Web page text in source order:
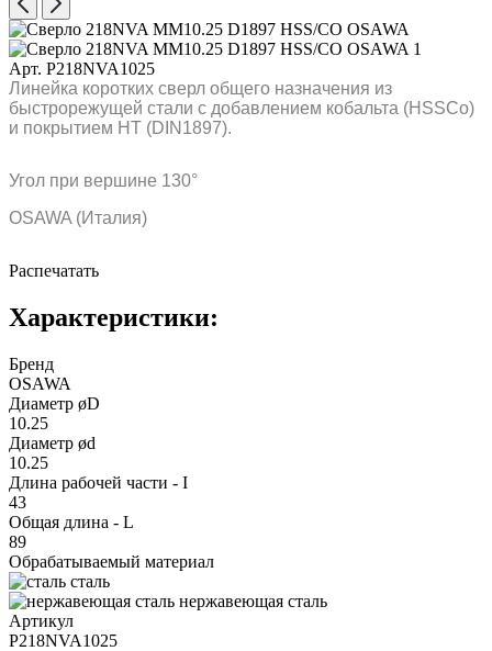
Арт. P218NVA1025
Линейка коротких сверл общего назначения из
быстрорежущей стали с добавлением кобальта (HSSCo)
и покрытием HT (DIN1897).
Угол при вершине 130°
OSAWA (Италия)
Распечатать
Характеристики:
Бренд
OSAWA
Диаметр øD
10.25
Диаметр ød
10.25
Длина рабочей части - I
43
Общая длина - L
89
Обрабатываемый материал
сталь
нержавеющая сталь
Артикул
P218NVA1025